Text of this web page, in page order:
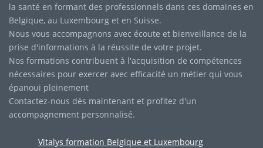
la santé en formant des professionnels dans ces domaines en
Belgique, au Luxembourg et en Suisse.
Nous vous accompagnons avec écoute et bienveillance de la
prise d'informations à la réussite de votre projet.
Nos formations contribuent à l'acquisition de compétences
nécessaires pour exercer avec efficacité un métier qui vous
épanoui pleinement
Contactez-nous dés maintenant et profitez d'un
accompagnement personnalisé.
Vitalys formation Belgique et Luxembourg